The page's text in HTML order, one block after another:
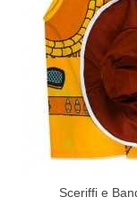
Sceriffi e